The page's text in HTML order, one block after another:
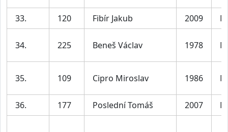
33. 120 Fibír Jakub 2009 M
34. 225 Beneš Václav 1978 M
35. 109 Cipro Miroslav 1986 M
36. 177 Poslední Tomáš 2007 M